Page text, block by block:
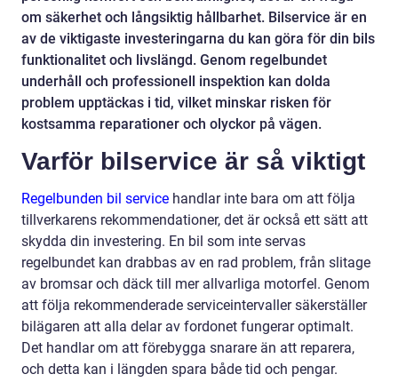
om säkerhet och långsiktig hållbarhet. Bilservice är en
av de viktigaste investeringarna du kan göra för din bils
funktionalitet och livslängd. Genom regelbundet
underhåll och professionell inspektion kan dolda
problem upptäckas i tid, vilket minskar risken för
kostsamma reparationer och olyckor på vägen.
Varför bilservice är så viktigt
Regelbunden bil service handlar inte bara om att följa
tillverkarens rekommendationer, det är också ett sätt att
skydda din investering. En bil som inte servas
regelbundet kan drabbas av en rad problem, från slitage
av bromsar och däck till mer allvarliga motorfel. Genom
att följa rekommenderade serviceintervaller säkerställer
bilägaren att alla delar av fordonet fungerar optimalt.
Det handlar om att förebygga snarare än att reparera,
och detta kan i längden spara både tid och pengar.